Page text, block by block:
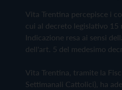
Vita Trentina percepisce i
cui al decreto legislativo 15
Indicazione resa ai sensi
dell'art. 5 del medesimo
Vita Trentina, tramite la
Settimanali Cattolici), ha